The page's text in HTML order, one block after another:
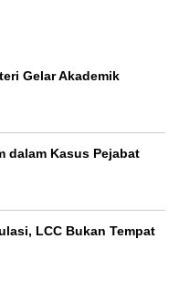
Gelar Akademik
dalam Kasus Pejabat
LCC Bukan Tempat